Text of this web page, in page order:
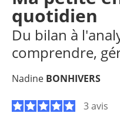
quotidien
Du bilan à
comprendre,
Nadine BONHIVERS
3 avis